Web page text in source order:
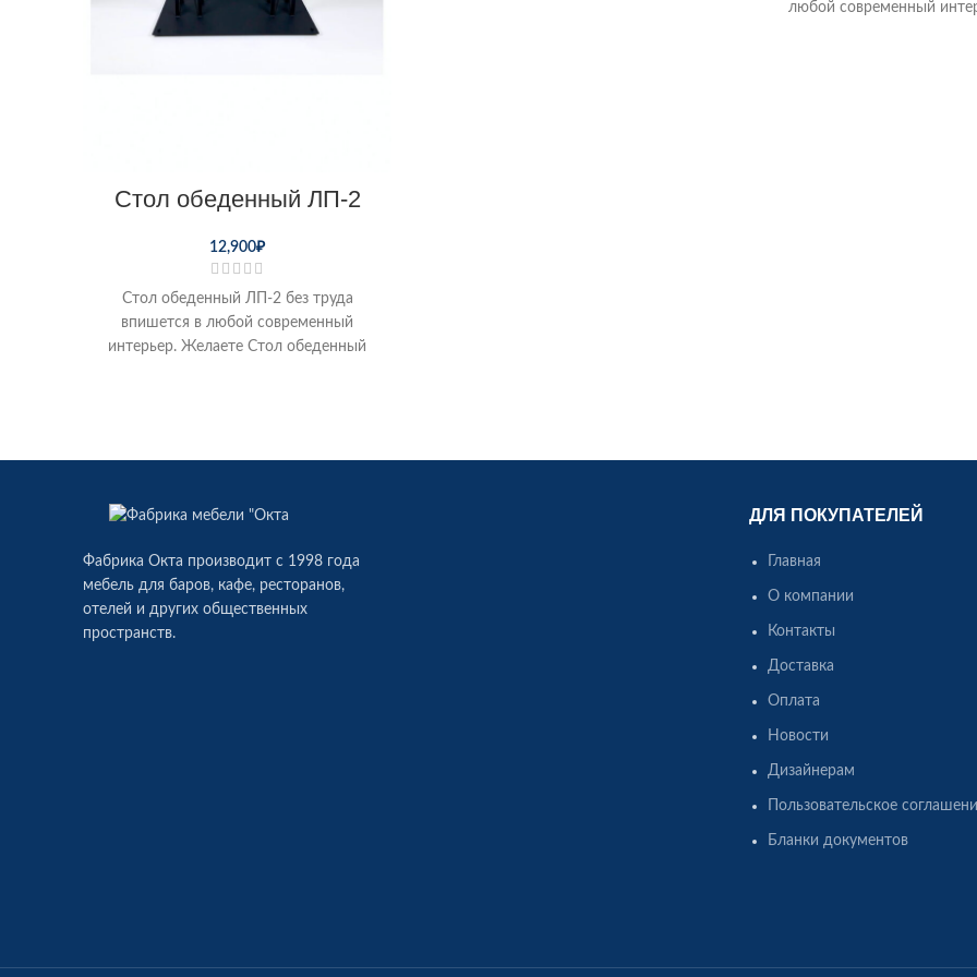
Стол обеденный ЛП-2
12,900₽
Стол обеденный ЛП-2 без труда
впишется в любой современный
интерьер. Желаете Стол обеденный
любой современный
Фабрика Окта производит c 1998 года
мебель для баров, кафе, ресторанов,
отелей и других общественных
пространств.
ДЛЯ ПОКУПАТЕЛЕЙ
Главная
О компании
Контакты
Доставка
Оплата
Новости
Дизайнерам
Пользовательское
Бланки документов